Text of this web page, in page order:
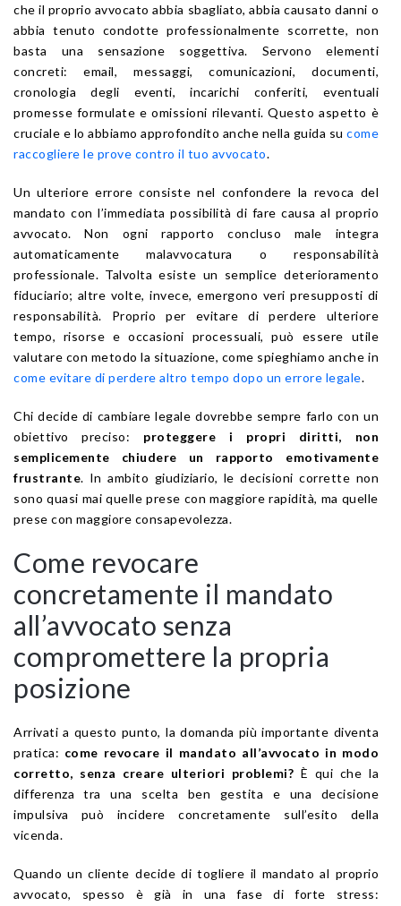
che il proprio avvocato abbia sbagliato, abbia causato danni o
abbia tenuto condotte professionalmente scorrette, non
basta una sensazione soggettiva. Servono elementi
concreti: email, messaggi, comunicazioni, documenti,
cronologia degli eventi, incarichi conferiti, eventuali
promesse formulate e omissioni rilevanti. Questo aspetto è
cruciale e lo abbiamo approfondito anche nella guida su come
raccogliere le prove contro il tuo avvocato.
Un ulteriore errore consiste nel confondere la revoca del
mandato con l’immediata possibilità di fare causa al proprio
avvocato. Non ogni rapporto concluso male integra
automaticamente malavvocatura o responsabilità
professionale. Talvolta esiste un semplice deterioramento
fiduciario; altre volte, invece, emergono veri presupposti di
responsabilità. Proprio per evitare di perdere ulteriore
tempo, risorse e occasioni processuali, può essere utile
valutare con metodo la situazione, come spieghiamo anche in
come evitare di perdere altro tempo dopo un errore legale.
Chi decide di cambiare legale dovrebbe sempre farlo con un
obiettivo preciso: proteggere i propri diritti, non
semplicemente chiudere un rapporto emotivamente
frustrante. In ambito giudiziario, le decisioni corrette non
sono quasi mai quelle prese con maggiore rapidità, ma quelle
prese con maggiore consapevolezza.
Come revocare
concretamente il mandato
all’avvocato senza
compromettere la propria
posizione
Arrivati a questo punto, la domanda più importante diventa
pratica: come revocare il mandato all’avvocato in modo
corretto, senza creare ulteriori problemi? È qui che la
differenza tra una scelta ben gestita e una decisione
impulsiva può incidere concretamente sull’esito della
vicenda.
Quando un cliente decide di togliere il mandato al proprio
avvocato, spesso è già in una fase di forte stress: